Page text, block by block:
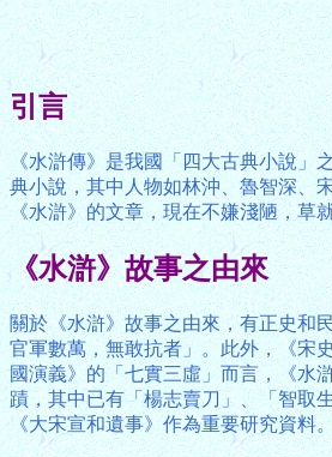
引言
《水滸傳》是我國「四大古典小說」
典小說，其中人物如林沖、魯智深、
《水滸》的文章，現在不嫌淺陋，草
《水滸》故事之由來
關於《水滸》故事之由來，有正史和
官軍數萬，無敢抗者」。此外，《宋
國演義》的「七實三虛」而言，《水
蹟，其中已有「楊志賣刀」、「智取
《大宋宣和遺事》作為重要研究資料